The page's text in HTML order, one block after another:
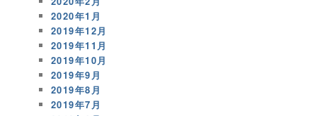
2020年1月
2019年12月
2019年11月
2019年10月
2019年9月
2019年8月
2019年7月